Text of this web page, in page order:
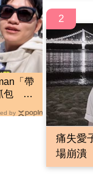
「帶
包 阿
by
2
痛失愛
場崩潰